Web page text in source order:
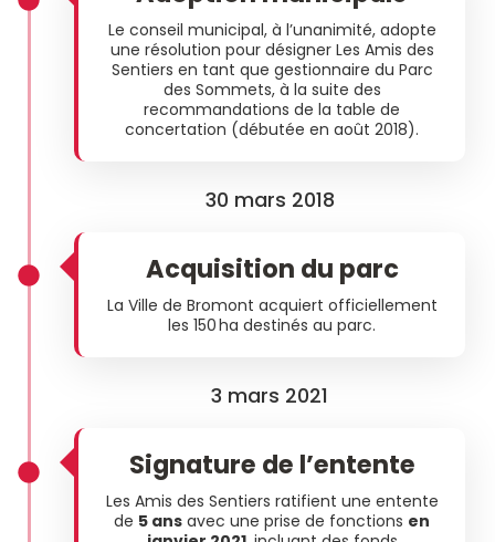
Le conseil municipal, à l’unanimité, adopte
une résolution pour désigner Les Amis des
Sentiers en tant que gestionnaire du Parc
des Sommets, à la suite des
recommandations de la table de
concertation (débutée en août 2018).
30 mars 2018
Acquisition du parc
La Ville de Bromont acquiert officiellement
les 150 ha destinés au parc.
3 mars 2021
Signature de l’entente
Les Amis des Sentiers ratifient une entente
de 5 ans avec une prise de fonctions en